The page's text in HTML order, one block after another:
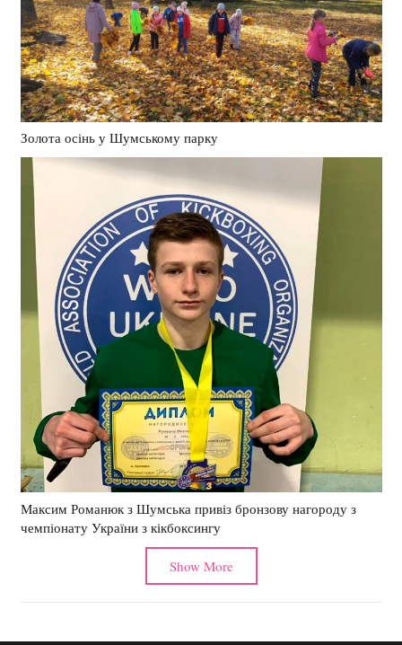
Золота осінь у Шумському парку
Максим Романюк з Шумська привіз бронзову нагороду з
чемпіонату України з кікбоксингу
Show More